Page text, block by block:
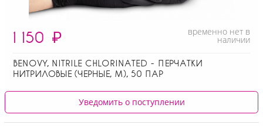
1 150 ₽ временно нет в
наличии
BENOVY, NITRILE CHLORINATED - ПЕРЧАТКИ
НИТРИЛОВЫЕ (ЧЕРНЫЕ, M), 50 ПАР
Уведомить о поступлении